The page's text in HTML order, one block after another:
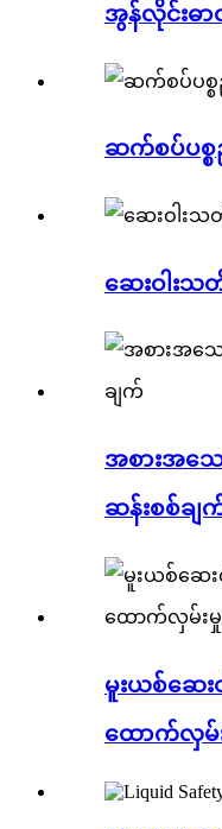
အွန်လိုင်းဓာ
ဆက်စပ်ပစ္စည်
ဆေးဝါး
အစားအသေ
ဆန်းစစ်ချ
မူးယစ်ဆေးဝ
ထောက်လှမ်